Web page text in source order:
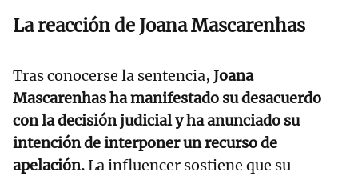
La reacción de Joana Mascarenhas
Tras conocerse la sentencia, Joana
Mascarenhas ha manifestado su desacuerdo
con la decisión judicial y ha anunciado su
intención de interponer un recurso de
apelación.La influencer sostiene que su